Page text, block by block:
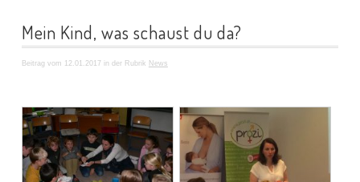
Mein Kind, was schaust du da?
Beitrag vom 12.01.2017 in der Rubrik News